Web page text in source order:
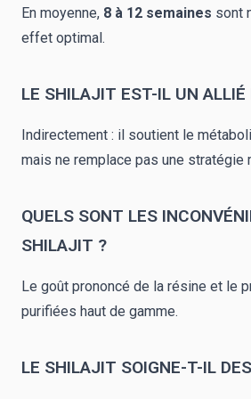
En moyenne, 8 à 12 semaines sont
effet optimal.
LE SHILAJIT EST-IL UN ALLIÉ
Indirectement : il soutient le
mais ne remplace pas une stratégie
QUELS SONT LES
SHILAJIT ?
Le goût prononcé de la résine et le
purifiées haut de gamme.
LE SHILAJIT SOIGNE-T-IL